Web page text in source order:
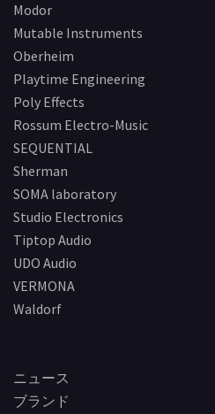
Modor
Mutable Instruments
Oberheim
Playtime Engineering
Poly Effects
Rossum Electro-Music
SEQUENTIAL
Sherman
SOMA laboratory
Studio Electronics
Tiptop Audio
UDO Audio
VERMONA
Waldorf
ニュース
ブランド